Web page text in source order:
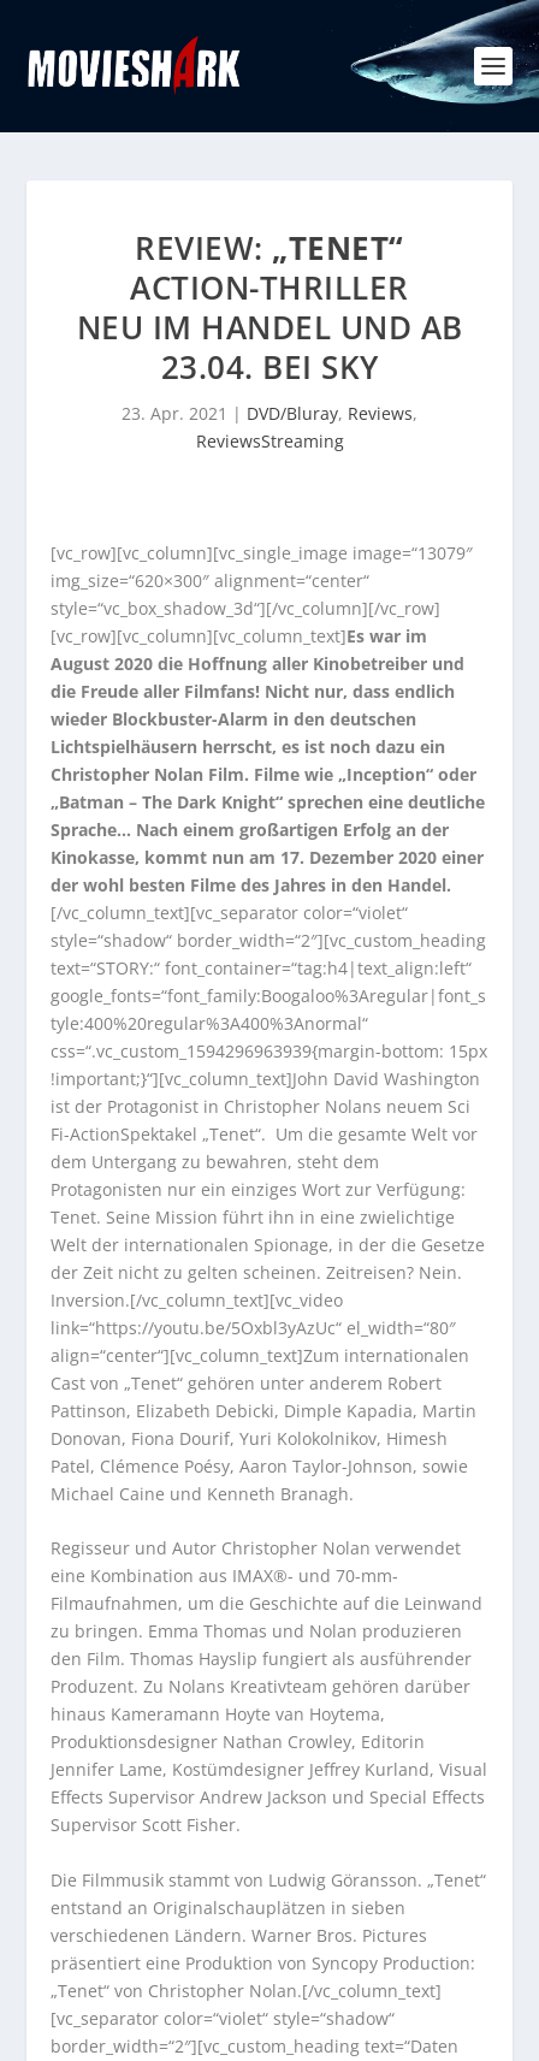
REVIEW: „TENET“
ACTION-THRILLER
NEU IM HANDEL UND AB
23.04. BEI SKY
23. Apr. 2021 | DVD/Bluray, Reviews,
ReviewsStreaming
[vc_row][vc_column][vc_single_image image=“13079″
img_size=“620×300″ alignment=“center“
style=“vc_box_shadow_3d“][/vc_column][/vc_row]
[vc_row][vc_column][vc_column_text]Es war im
August 2020 die Hoffnung aller Kinobetreiber und
die Freude aller Filmfans! Nicht nur, dass endlich
wieder Blockbuster-Alarm in den deutschen
Lichtspielhäusern herrscht, es ist noch dazu ein
Christopher Nolan Film. Filme wie „Inception“ oder
„Batman – The Dark Knight“ sprechen eine deutliche
Sprache… Nach einem großartigen Erfolg an der
Kinokasse, kommt nun am 17. Dezember 2020 einer
der wohl besten Filme des Jahres in den Handel.
[/vc_column_text][vc_separator color=“violet“
style=“shadow“ border_width=“2″][vc_custom_heading
text=“STORY:“ font_container=“tag:h4|text_align:left“
google_fonts=“font_family:Boogaloo%3Aregular|font_s
tyle:400%20regular%3A400%3Anormal“
css=“.vc_custom_1594296963939{margin-bottom: 15px
!important;}“][vc_column_text]John David Washington
ist der Protagonist in Christopher Nolans neuem Sci
Fi-ActionSpektakel „Tenet“. Um die gesamte Welt vor
dem Untergang zu bewahren, steht dem
Protagonisten nur ein einziges Wort zur Verfügung:
Tenet. Seine Mission führt ihn in eine zwielichtige
Welt der internationalen Spionage, in der die Gesetze
der Zeit nicht zu gelten scheinen. Zeitreisen? Nein.
Inversion.[/vc_column_text][vc_video
link=“https://youtu.be/5Oxbl3yAzUc“ el_width=“80″
align=“center“][vc_column_text]Zum internationalen
Cast von „Tenet“ gehören unter anderem Robert
Pattinson, Elizabeth Debicki, Dimple Kapadia, Martin
Donovan, Fiona Dourif, Yuri Kolokolnikov, Himesh
Patel, Clémence Poésy, Aaron Taylor-Johnson, sowie
Michael Caine und Kenneth Branagh.
Regisseur und Autor Christopher Nolan verwendet
eine Kombination aus IMAX®- und 70-mm-
Filmaufnahmen, um die Geschichte auf die Leinwand
zu bringen. Emma Thomas und Nolan produzieren
den Film. Thomas Hayslip fungiert als ausführender
Produzent. Zu Nolans Kreativteam gehören darüber
hinaus Kameramann Hoyte van Hoytema,
Produktionsdesigner Nathan Crowley, Editorin
Jennifer Lame, Kostümdesigner Jeffrey Kurland, Visual
Effects Supervisor Andrew Jackson und Special Effects
Supervisor Scott Fisher.
Die Filmmusik stammt von Ludwig Göransson. „Tenet“
entstand an Originalschauplätzen in sieben
verschiedenen Ländern. Warner Bros. Pictures
präsentiert eine Produktion von Syncopy Production:
„Tenet“ von Christopher Nolan.[/vc_column_text]
[vc_separator color=“violet“ style=“shadow“
border_width=“2″][vc_custom_heading text=“Daten